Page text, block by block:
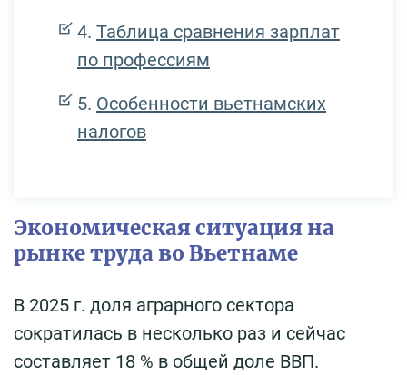
Таблица сравнения зарплат
по профессиям
Особенности вьетнамских
налогов
Экономическая ситуация на
рынке труда во Вьетнаме
В 2025 г. доля аграрного сектора
сократилась в несколько раз и сейчас
составляет 18 % в общей доле ВВП.